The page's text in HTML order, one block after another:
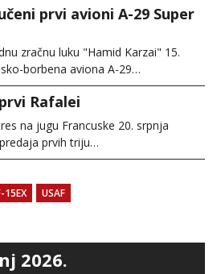
prvi avioni A-29 Super
zračnu luku "Hamid Karzai" 15.
borbena aviona A-29…
Rafalei
na jugu Francuske 20. srpnja
prvih triju…
15EX USAF
2026.